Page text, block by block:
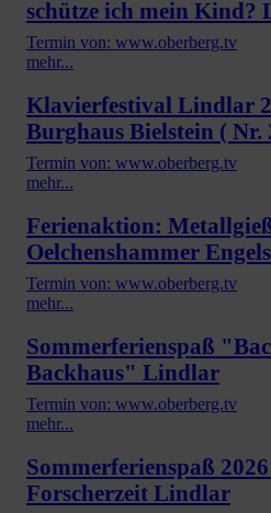
schütze ich mein Kind?
Termin von: www.oberberg.tv
mehr...
Klavierfestival Lindlar
Burghaus Bielstein (
Termin von: www.oberberg.tv
mehr...
Ferienaktion:
Oelchenshammer
Termin von: www.oberberg.tv
mehr...
Sommerferienspaß
Backhaus" Lindlar
Termin von: www.oberberg.tv
mehr...
Sommerferienspaß
Forscherzeit Lindlar